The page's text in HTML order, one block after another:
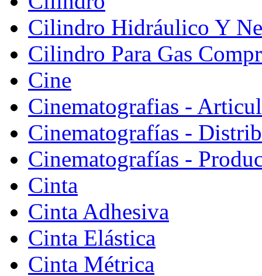
Cilindro Hidráulico Y
Cilindro Para Gas
Cine
Cinematografias -
Cinematografías -
Cinematografías -
Cinta
Cinta Adhesiva
Cinta Elástica
Cinta Métrica